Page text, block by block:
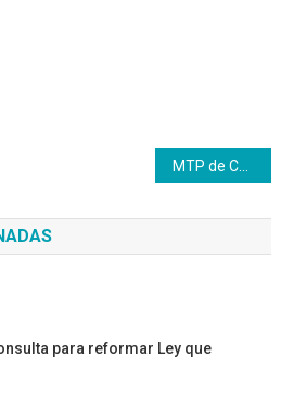
MTP de Carabobo reciben formación para reforzar sus conocimientos en instrumentación industrial
para reformar Ley que